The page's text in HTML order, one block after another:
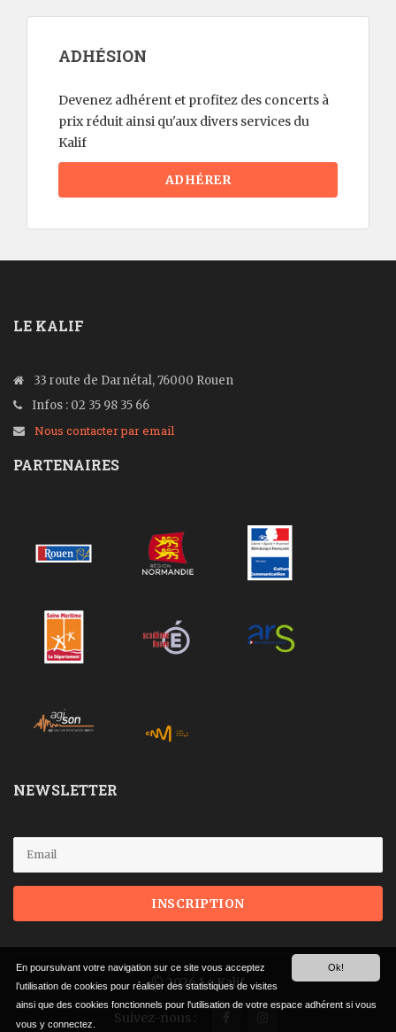
ADHÉSION
Devenez adhérent et profitez des concerts à
prix réduit ainsi qu'aux divers services du
Kalif
LE KALIF
33 route de Darnétal, 76000 Rouen
Infos : 02 35 98 35 66
Nous contacter par email
PARTENAIRES
NEWSLETTER
© 2026 Le Kalif
Suivez-nous :
Ok!
En poursuivant votre navigation sur ce site vous acceptez
l’utilisation de cookies pour réaliser des statistiques de visites
ainsi que des cookies fonctionnels pour l'utilisation de votre espace adhérent si vous
vous y connectez.